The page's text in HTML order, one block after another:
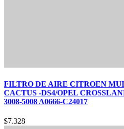
FILTRO DE AIRE CITROEN
CACTUS -DS4/OPEL
3008-5008 A0666-C24017
$7.328